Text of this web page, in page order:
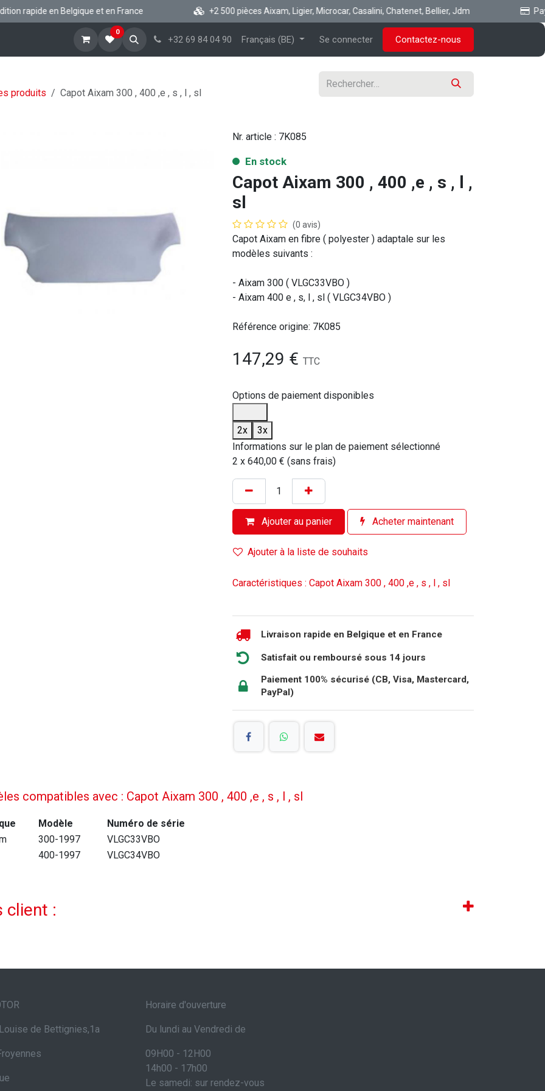
rapide en Belgique et en France +2 500 pièces Aixam, Ligier, Microcar, Casalini, Chatenet, Bellier, Jdm
Blog A propos Aide
0
+32 69 84 04 90 Français (BE) Se connecter Contactez-nous
produits Capot Aixam 300 , 400 ,e , s , l , sl
Nr. article : 7K085
En stock
Capot Aixam 300 , 400 ,e , s , l ,
sl
(0 avis)
Capot Aixam en fibre ( polyester ) adaptale sur les
modèles suivants :
- Aixam 300 ( VLGC33VBO )
- Aixam 400 e , s, l , sl ( VLGC34VBO )
Référence origine: 7K085
147,29 € TTC
Options de paiement disponibles
2x
3x
Informations sur le plan de paiement sélectionné
2 x 640,00 € (sans frais)
Ajouter au panier Acheter maintenant
Ajouter à la liste de souhaits
Caractéristiques : Capot Aixam 300 , 400 ,e , s , l , sl
Livraison rapide en Belgique et en France
Satisfait ou remboursé sous 14 jours
Paiement 100% sécurisé (CB, Visa, Mastercard,
PayPal)
compatibles avec : Capot Aixam 300 , 400 ,e , s , l , sl
Modèle
Numéro de série
300-1997
VLGC33VBO
400-1997
VLGC34VBO
client :
de Bettignies,1a
Horaire d'ouverture
Du lundi au Vendredi de
09H00 - 12H00
14h00 - 17h00
Le samedi: sur rendez-vous